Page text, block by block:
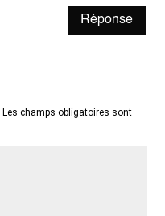
Réponse
Les champs obligatoires sont